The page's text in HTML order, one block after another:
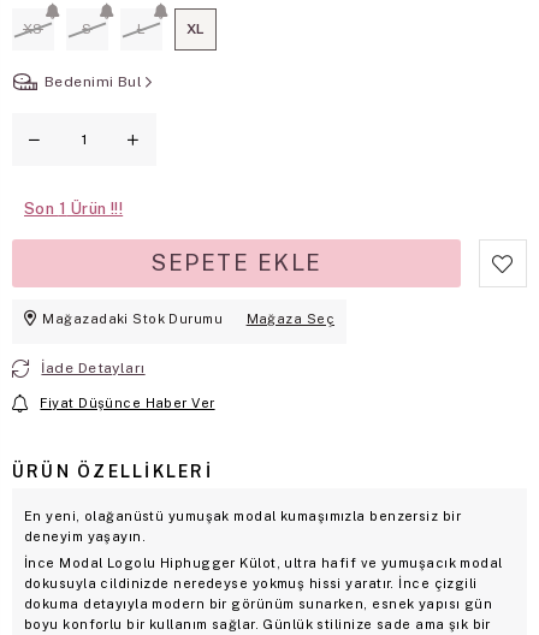
XS S L XL
Bedenimi Bul
Son 1
Mağazadaki Stok Durumu Mağaza Seç
İade Detayları
Fiyat Düşünce Haber Ver
ÜRÜN ÖZELLIKLERI
En yeni, olağanüstü yumuşak modal kumaşımızla benzersiz bir
deneyim yaşayın.
İnce Modal Logolu Hiphugger Külot, ultra hafif ve yumuşacık modal
dokusuyla cildinizde neredeyse yokmuş hissi yaratır. İnce çizgili
dokuma detayıyla modern bir görünüm sunarken, esnek yapısı gün
boyu konforlu bir kullanım sağlar. Günlük stilinize sade ama şık bir